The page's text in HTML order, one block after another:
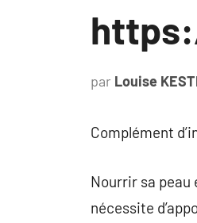
par Louise
Complément
Nourrir sa peau
nécessite